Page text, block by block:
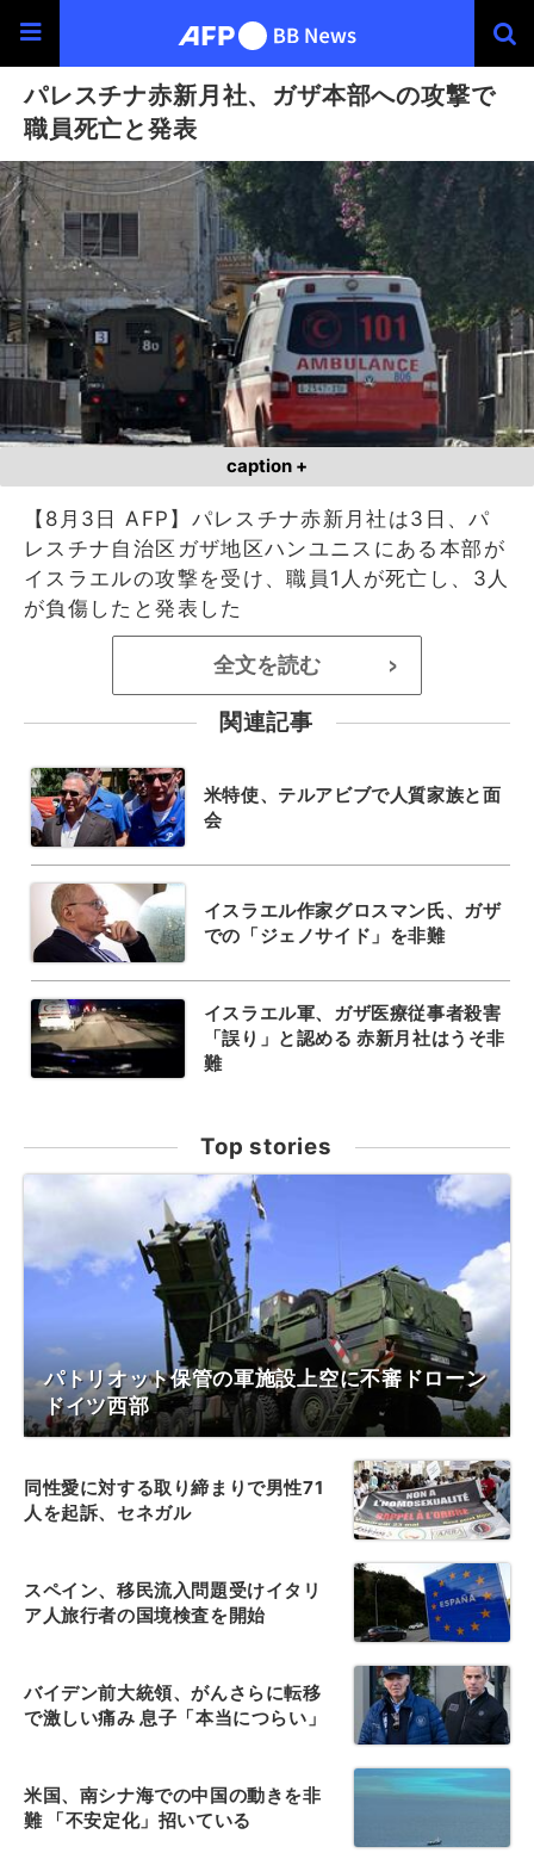
パレスチナ赤新月社、ガザ本部への攻撃で
職員死亡と発表
caption +
【8月3日 AFP】パレスチナ赤新月社は3日、パ
レスチナ自治区ガザ地区ハンユニスにある本部が
イスラエルの攻撃を受け、職員1人が死亡し、3人
が負傷したと発表した
全文を読む >
関連記事
米特使、テルアビブで人質家族と面
会
イスラエル作家グロスマン氏、ガザ
での「ジェノサイド」を非難
イスラエル軍、ガザ医療従事者殺害
「誤り」と認める 赤新月社はうそ非
難
Top stories
パトリオット保管の軍施設上空に不審ドローン
ドイツ西部
同性愛に対する取り締まりで男性71
人を起訴、セネガル
スペイン、移民流入問題受けイタリ
ア人旅行者の国境検査を開始
バイデン前大統領、がんさらに転移
で激しい痛み 息子「本当につらい」
米国、南シナ海での中国の動きを非
難 「不安定化」招いている